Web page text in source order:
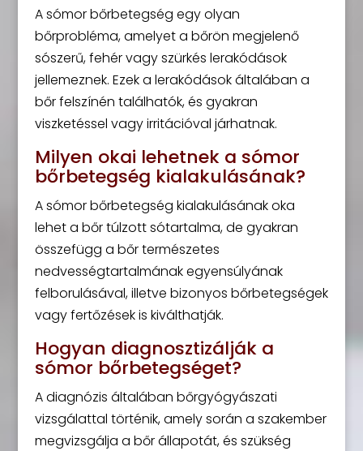
A sómor bőrbetegség egy olyan
bőrprobléma, amelyet a bőrön megjelenő
sószerű, fehér vagy szürkés lerakódások
jellemeznek. Ezek a lerakódások általában a
bőr felszínén találhatók, és gyakran
viszketéssel vagy irritációval járhatnak.
Milyen okai lehetnek a sómor
bőrbetegség kialakulásának?
A sómor bőrbetegség kialakulásának oka
lehet a bőr túlzott sótartalma, de gyakran
összefügg a bőr természetes
nedvességtartalmának egyensúlyának
felborulásával, illetve bizonyos bőrbetegségek
vagy fertőzések is kiválthatják.
Hogyan diagnosztizálják a
sómor bőrbetegséget?
A diagnózis általában bőrgyógyászati
vizsgálattal történik, amely során a szakember
megvizsgálja a bőr állapotát, és szükség